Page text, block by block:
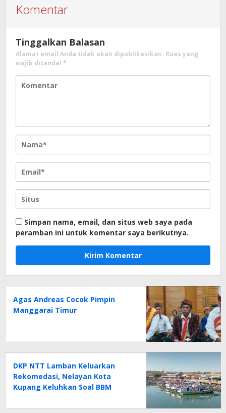
Komentar
Tinggalkan Balasan
Alamat email Anda tidak akan dipublikasikan. Ruas yang
wajib ditandai *
Simpan nama, email, dan situs web saya pada
peramban ini untuk komentar saya berikutnya.
Agas Andreas Cocok Pimpin
Manggarai Timur
DKP NTT Lamban Keluarkan
Rekomedasi, Nelayan Kota
Kupang Keluhkan Soal BBM